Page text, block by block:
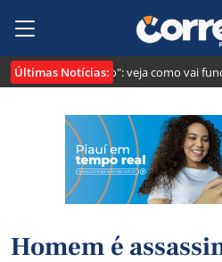
Últimas Notícias:
cria o "Pix Pensão": veja como vai
Homem é